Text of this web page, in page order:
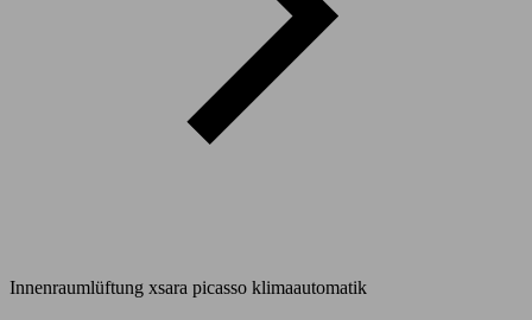
Innenraumlüftung xsara picasso klimaautomatik